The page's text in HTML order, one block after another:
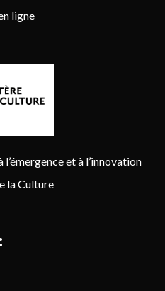
ligne
et à l’innovation
la Culture